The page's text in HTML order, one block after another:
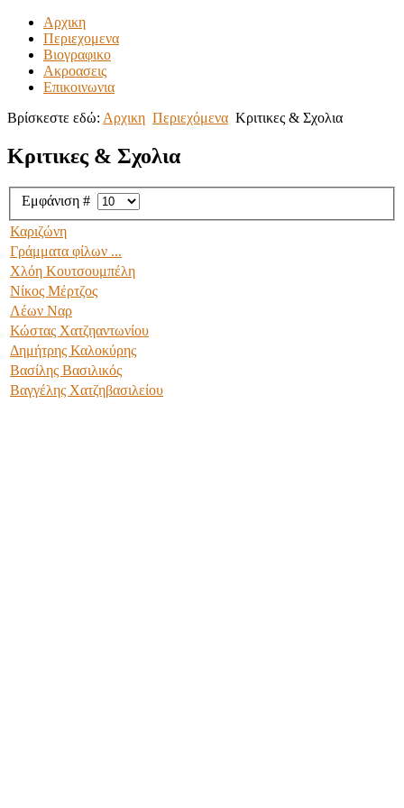
Αρχικη
Περιεχομενα
Βιογραφικο
Ακροασεις
Επικοινωνια
Βρίσκεστε εδώ: Αρχικη Περιεχόμενα Κριτικες & Σχολια
Κριτικες & Σχολια
Εμφάνιση #
Καριζώνη
Γράμματα φίλων ...
Χλόη Κουτσουμπέλη
Νίκος Μέρτζος
Λέων Ναρ
Κώστας Χατζηαντωνίου
Δημήτρης Καλοκύρης
Βασίλης Βασιλικός
Βαγγέλης Χατζηβασιλείου